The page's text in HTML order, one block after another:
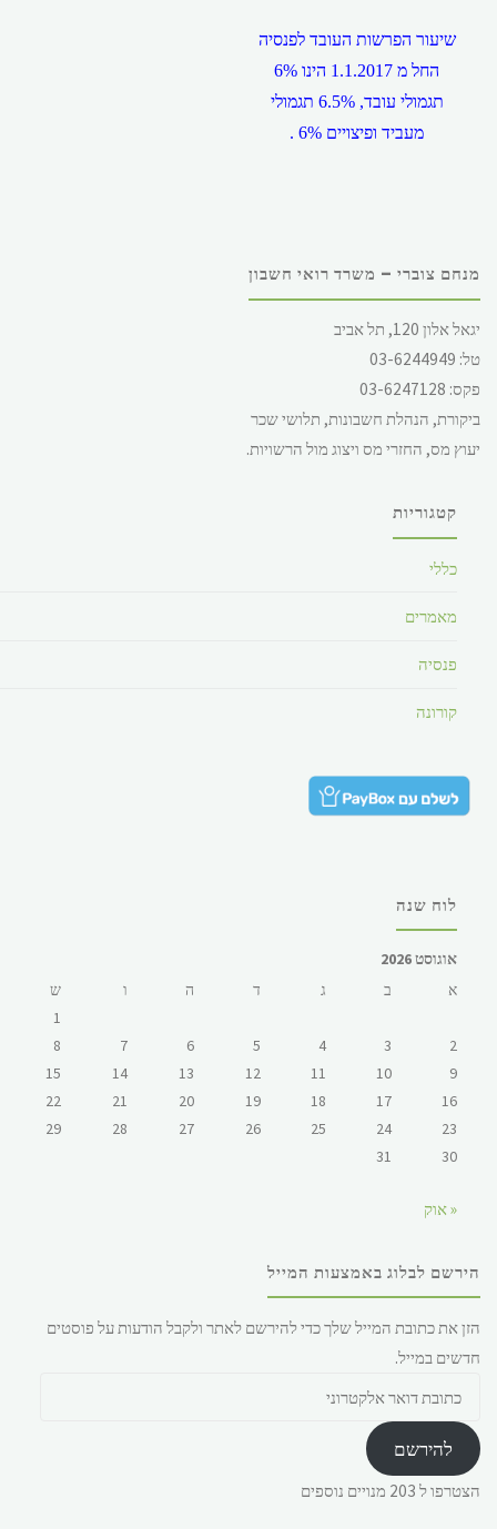
שיעור הפרשות העובד לפנסיה
החל מ 1.1.2017 הינו 6%
תגמולי עובד, 6.5% תגמולי
מעביד ופיצויים 6% .
שכר המינימום במשק, החל מ
עבור 5 ימי עבודה ) ולשעה
28.49 ש"ח.
מנחם צוברי – משרד רואי חשבון
יגאל אלון 120, תל אביב
טל: 03-6244949
פקס: 03-6247128
ביקורת, הנהלת חשבונות, תלושי שכר
יעוץ מס, החזרי מס ויצוג מול הרשויות.
קטגוריות
כללי
מאמרים
פנסיה
קורונה
לוח שנה
אוגוסט 2026
א
ב ג ד ה ו
ש
1
2
3
4
5
6
7
8
9
10
11
12
13
14
15
16
17
18
19
20
21
22
23
24
25
26
27
28
29
30
31
« אוק
הירשם לבלוג באמצעות המייל
הזן את כתובת המייל שלך כדי להירשם לאתר ולקבל הודעות על פוסטים
חדשים במייל.
דואר
אלקטרונילהירשם
הצטרפו ל 203 מנויים נוספים